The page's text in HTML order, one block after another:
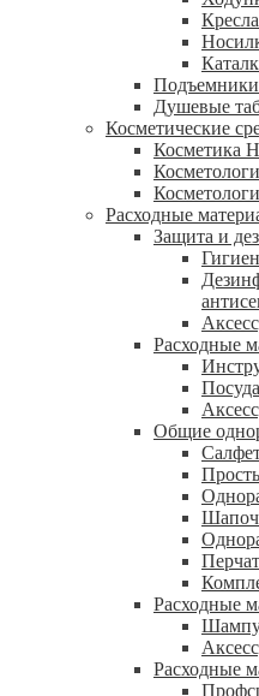
Душевые
Косметические
Косметика
Расходные
Защита и
Расходные
Общие
Расходные
Расходные